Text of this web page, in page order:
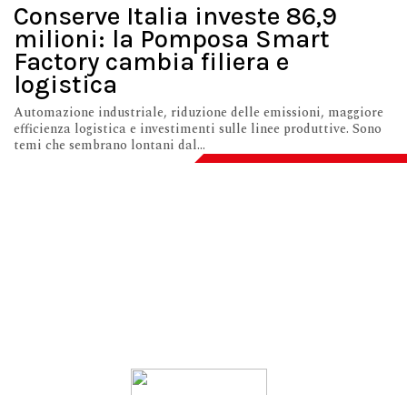
Conserve Italia investe 86,9
milioni: la Pomposa Smart
Factory cambia filiera e
logistica
Automazione industriale, riduzione delle emissioni, maggiore
efficienza logistica e investimenti sulle linee produttive. Sono
temi che sembrano lontani dal...